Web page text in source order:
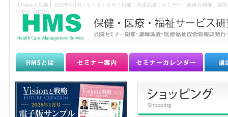
【Visionと戦略】2025年6月号 | ＶＩＳＩＯＮと戦略：検索結果 | セミナー、研修会開催、
研究会（HMS）